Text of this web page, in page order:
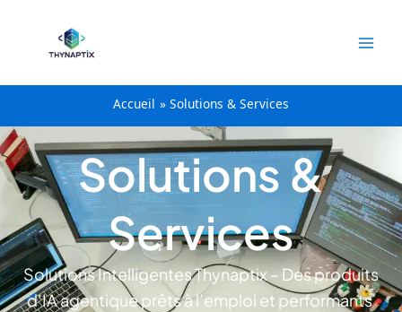
Accueil Solutions & Services
Solutions &
Services
Solutions IntelligentesThynaptix– Des produits
d’IA agentique prêts à l’emploi et performants